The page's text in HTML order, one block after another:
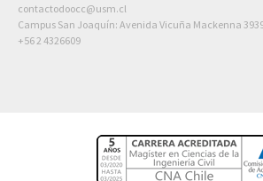
contactodoocc@usm.cl
Campus San Joaquín: Avenida Vicuña Mackenna
+56 2 4326609